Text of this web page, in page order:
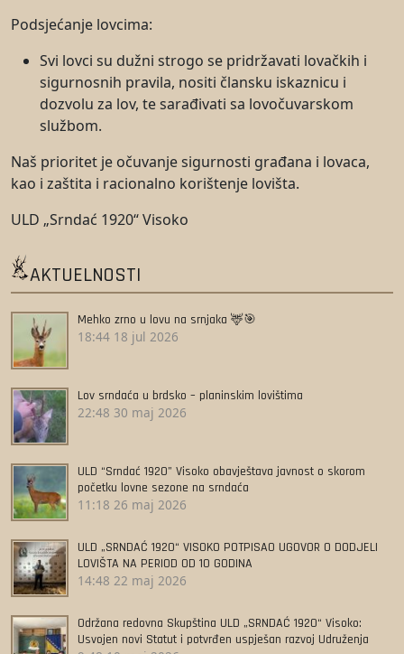
Podsjećanje lovcima:
Svi lovci su dužni strogo se pridržavati lovačkih i
sigurnosnih pravila, nositi člansku iskaznicu i
dozvolu za lov, te sarađivati sa lovočuvarskom
službom.
Naš prioritet je očuvanje sigurnosti građana i lovaca,
kao i zaštita i racionalno korištenje lovišta.
ULD „Srndać 1920“ Visoko
AKTUELNOSTI
Mehko zrno u lovu na srnjaka 🦌🎯
18:44 18 jul 2026
Lov srndaća u brdsko – planinskim lovištima
22:48 30 maj 2026
ULD “Srndać 1920” Visoko obavještava javnost o skorom
početku lovne sezone na srndaća
11:18 26 maj 2026
ULD „SRNDAĆ 1920“ VISOKO POTPISAO UGOVOR O DODJELI
LOVIŠTA NA PERIOD OD 10 GODINA
14:48 22 maj 2026
Održana redovna Skupština ULD „SRNDAĆ 1920“ Visoko:
Usvojen novi Statut i potvrđen uspješan razvoj Udruženja